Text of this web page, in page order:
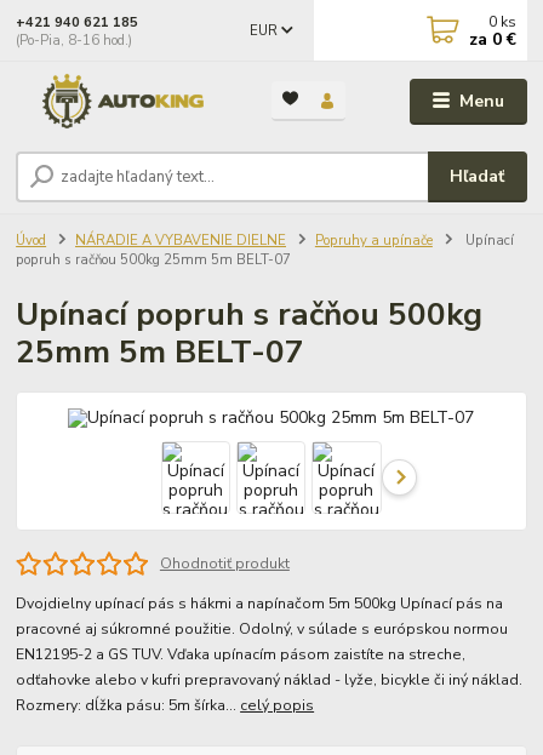
Menu
EUR
Hľadať
+421 940 621 185
(Po-Pia, 8-16 hod.)
0 ks
za 0 €
Úvod NÁRADIE A VYBAVENIE DIELNE Popruhy a upínače
Upínací
popruh s račňou 500kg 25mm 5m BELT-07
Upínací popruh s račňou 500kg
25mm 5m BELT-07
Ohodnotiť produkt
Dvojdielny upínací pás s hákmi a napínačom 5m 500kg Upínací pás na
pracovné aj súkromné použitie. Odolný, v súlade s európskou normou
EN12195-2 a GS TUV. Vďaka upínacím pásom zaistíte na streche,
odťahovke alebo v kufri prepravovaný náklad - lyže, bicykle či iný náklad.
Rozmery: dĺžka pásu: 5m šírka... celý popis